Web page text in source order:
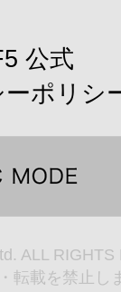
公式
ポリシ
ALL RIGHTS
転載を禁止し